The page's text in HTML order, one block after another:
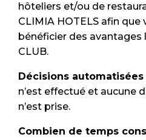
hôteliers et/ou de
CLIMIA HOTELS afin que
bénéficier des avantages
CLUB.
Décisions automatisées
n’est effectué et aucune
n’est prise.
Combien de temps